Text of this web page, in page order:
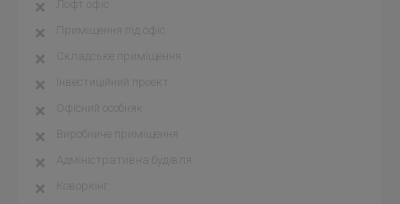
Лофт офіс
Приміщення під офіс
Складське приміщення
Інвестиційний проект
Офісний особняк
Виробниче приміщення
Адміністративна будівля
Коворкінг